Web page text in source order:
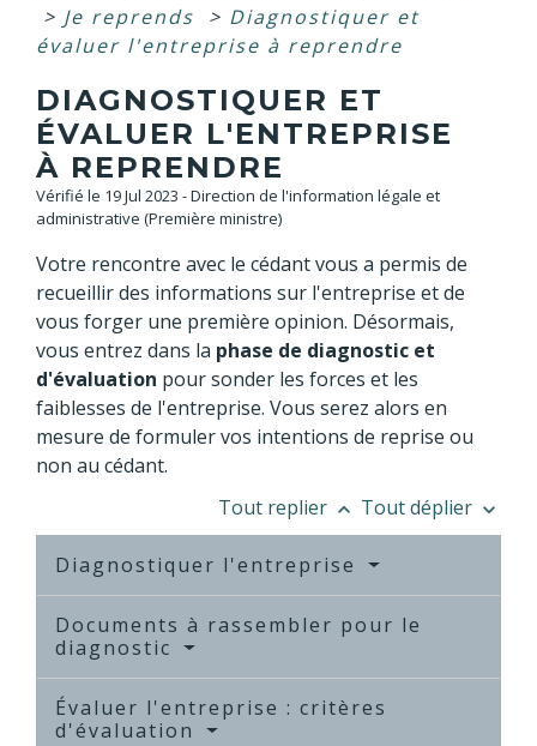
> Je reprends > Diagnostiquer et
évaluer l'entreprise à reprendre
DIAGNOSTIQUER ET
ÉVALUER L'ENTREPRISE
À REPRENDRE
Vérifié le 19 Jul 2023 - Direction de l'information légale et
administrative (Première ministre)
Votre rencontre avec le cédant vous a permis de
recueillir des informations sur l'entreprise et de
vous forger une première opinion. Désormais,
vous entrez dans la phase de diagnostic et
d'évaluation pour sonder les forces et les
faiblesses de l'entreprise. Vous serez alors en
mesure de formuler vos intentions de reprise ou
non au cédant.
Tout replier keyboard_arrow_up Tout déplier keyboard_arrow_down
Diagnostiquer l'entreprise
Documents à rassembler pour le
diagnostic
Évaluer l'entreprise : critères
d'évaluation